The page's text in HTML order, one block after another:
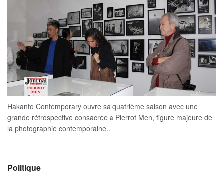
Hakanto Contemporary ouvre sa quatrième saison avec une
grande rétrospective consacrée à Pierrot Men, figure majeure de
la photographie contemporaine...
Politique